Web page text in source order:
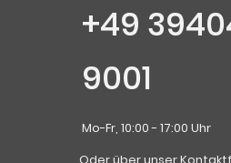
+49
9001
Mo-Fr, 10:00 - 17:00 Uhr